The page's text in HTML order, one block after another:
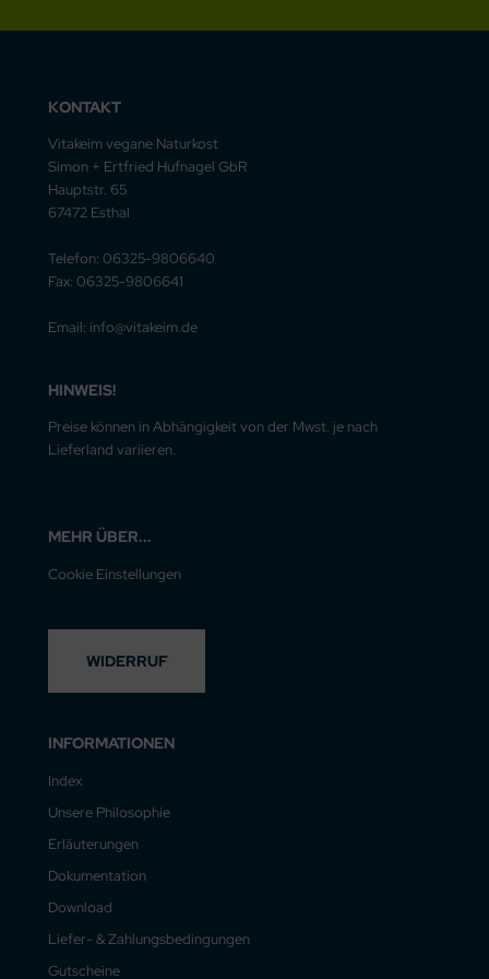
KONTAKT
Vitakeim vegane Naturkost
Simon + Ertfried Hufnagel GbR
Hauptstr. 65
67472 Esthal
Telefon: 06325-9806640
Fax: 06325-9806641
Email: info@vitakeim.de
HINWEIS!
Preise können in Abhängigkeit von der Mwst. je nach
Lieferland variieren.
MEHR ÜBER...
Cookie Einstellungen
WIDERRUF
INFORMATIONEN
Index
Unsere Philosophie
Erläuterungen
Dokumentation
Download
Liefer- & Zahlungsbedingungen
Gutscheine